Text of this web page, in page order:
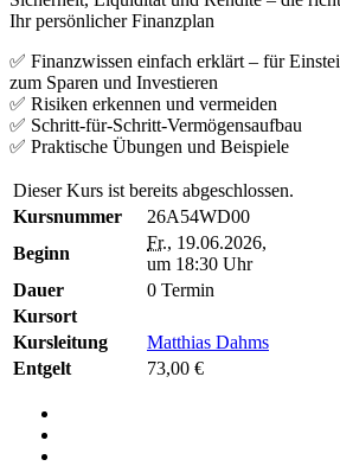
Ihr persönlicher Finanzplan
✅ Finanzwissen einfach erklärt – für
zum Sparen und Investieren
✅ Risiken erkennen und vermeiden
✅ Schritt-für-Schritt-Vermögensaufbau
✅ Praktische Übungen und Beispiele
Dieser Kurs ist bereits abgeschlossen.
Kursnummer
26A54WD00
Beginn
Fr., 19.06.2026,
um 18:30 Uhr
Dauer
0 Termin
Kursort
Kursleitung
Matthias Dahms
Entgelt
73,00 €